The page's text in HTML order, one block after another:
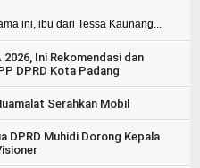
ini, ibu dari Tessa Kaunang...
Ini Rekomendasi dan
DPRD Kota Padang
Serahkan Mobil
DPRD Muhidi Dorong Kepala